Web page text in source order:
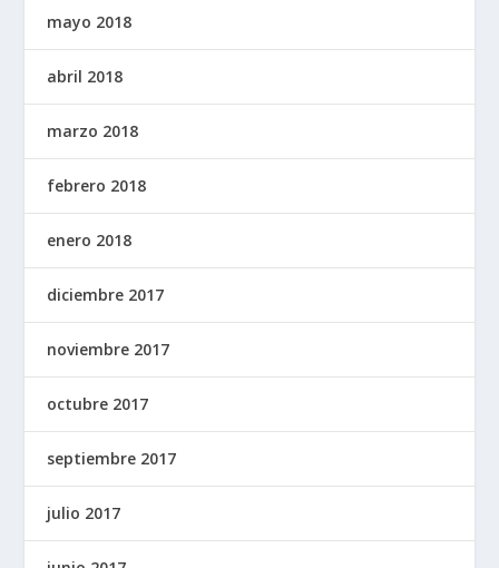
mayo 2018
abril 2018
marzo 2018
febrero 2018
enero 2018
diciembre 2017
noviembre 2017
octubre 2017
septiembre 2017
julio 2017